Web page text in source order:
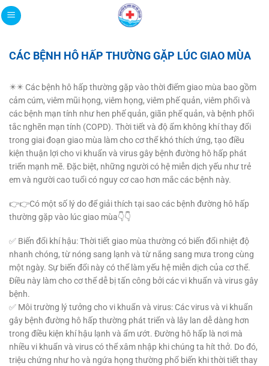
Bỏ
qua
dung
CÁC BỆNH HÔ HẤP THƯỜNG GẶP LÚC GIAO MÙA
✴️✴️ Các bệnh hô hấp thường gặp vào thời điểm giao mùa bao gồm
cảm cúm, viêm mũi họng, viêm họng, viêm phế quản, viêm phổi và
các bệnh mạn tính như hen phế quản, giãn phế quản, và bệnh phổi
tắc nghẽn mạn tính (COPD). Thời tiết và độ ẩm không khí thay đổi
trong giai đoạn giao mùa làm cho cơ thể khó thích ứng, tạo điều
kiện thuận lợi cho vi khuẩn và virus gây bệnh đường hô hấp phát
triển mạnh mẽ. Đặc biệt, những người có hệ miễn dịch yếu như trẻ
em và người cao tuổi có nguy cơ cao hơn mắc các bệnh này.
👉👉Có một số lý do để giải thích tại sao các bệnh đường hô hấp
thường gặp vào lúc giao mùa👇👇
✅ Biến đổi khí hậu: Thời tiết giao mùa thường có biến đổi nhiệt độ
nhanh chóng, từ nóng sang lạnh và từ nắng sang mưa trong cùng
một ngày. Sự biến đổi này có thể làm yếu hệ miễn dịch của cơ thể.
Điều này làm cho cơ thể dễ bị tấn công bởi các vi khuẩn và virus gây
bệnh.
✅ Môi trường lý tưởng cho vi khuẩn và virus: Các virus và vi khuẩn
gây bệnh đường hô hấp thường phát triển và lây lan dễ dàng hơn
trong điều kiện khí hậu lạnh và ẩm ướt. Đường hô hấp là nơi mà
nhiều vi khuẩn và virus có thể xâm nhập khi chúng ta hít thở. Do đó,
triệu chứng như ho và ngứa họng thường phổ biến khi thời tiết thay